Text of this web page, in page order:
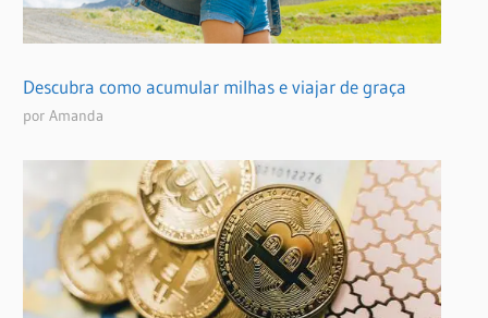
Descubra como acumular milhas e viajar de graça
por Amanda